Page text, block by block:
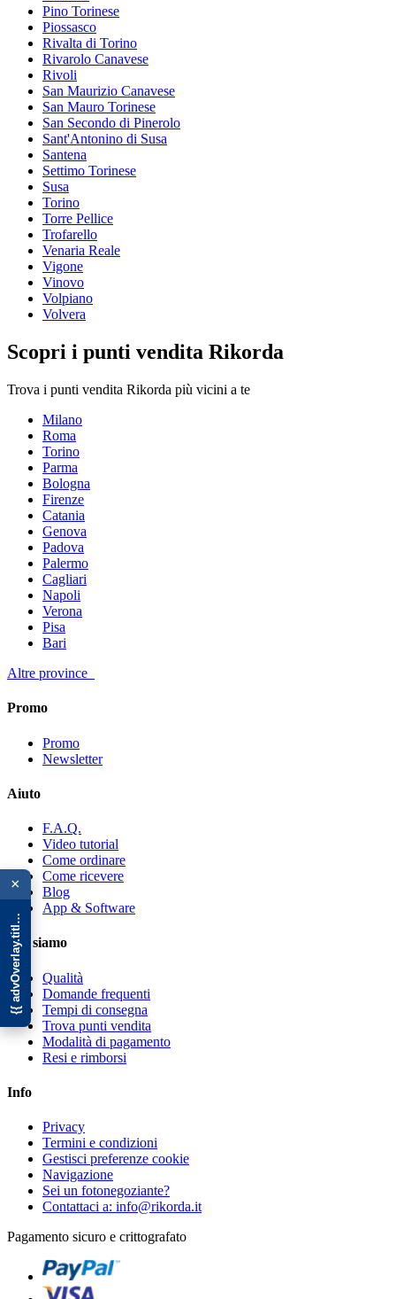
×
{{ advOverlay.title || 'Promo' }}
Pino Torinese
Piossasco
Rivalta di Torino
Rivarolo Canavese
Rivoli
San Maurizio Canavese
San Mauro Torinese
San Secondo di Pinerolo
Sant'Antonino di Susa
Santena
Settimo Torinese
Susa
Torino
Torre Pellice
Trofarello
Venaria Reale
Vigone
Vinovo
Volpiano
Volvera
Scopri i punti vendita Rikorda
Trova i punti vendita Rikorda più vicini a te
Milano
Roma
Torino
Parma
Bologna
Firenze
Catania
Genova
Padova
Palermo
Cagliari
Napoli
Verona
Pisa
Bari
Altre province
Promo
Promo
Newsletter
Aiuto
F.A.Q.
Video tutorial
Come ordinare
Come ricevere
Blog
App & Software
Chi siamo
Qualità
Domande frequenti
Tempi di consegna
Trova punti vendita
Modalità di pagamento
Resi e rimborsi
Info
Privacy
Termini e condizioni
Gestisci preferenze cookie
Navigazione
Sei un fotonegoziante?
Contattaci a: info@rikorda.it
Pagamento sicuro e crittografato